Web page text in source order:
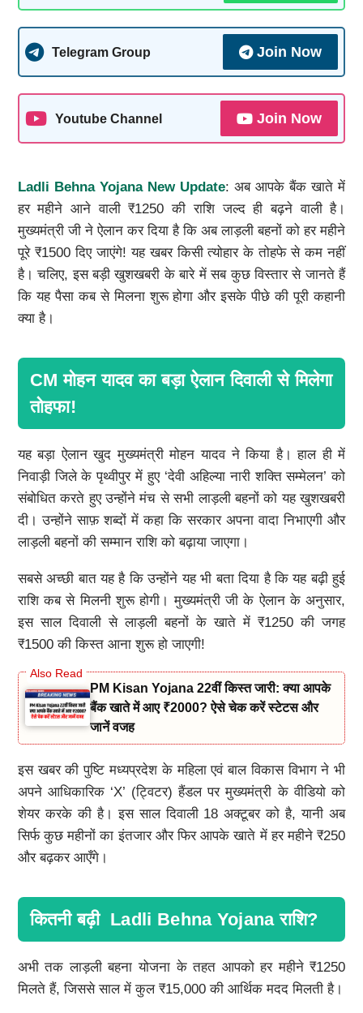
Telegram Group Join Now
Youtube Channel Join Now
Ladli Behna Yojana New Update: अब आपके बैंक खाते में
हर महीने आने वाली ₹1250 की राशि जल्द ही बढ़ने वाली है।
मुख्यमंत्री जी ने ऐलान कर दिया है कि अब लाड़ली बहनों को हर महीने
पूरे ₹1500 दिए जाएंगे! यह खबर किसी त्योहार के तोहफे से कम नहीं
है। चलिए, इस बड़ी खुशखबरी के बारे में सब कुछ विस्तार से जानते हैं
कि यह पैसा कब से मिलना शुरू होगा और इसके पीछे की पूरी कहानी
क्या है।
CM मोहन यादव का बड़ा ऐलान दिवाली से मिलेगा
तोहफा!
यह बड़ा ऐलान खुद मुख्यमंत्री मोहन यादव ने किया है। हाल ही में
निवाड़ी जिले के पृथ्वीपुर में हुए ‘देवी अहिल्या नारी शक्ति सम्मेलन’ को
संबोधित करते हुए उन्होंने मंच से सभी लाड़ली बहनों को यह खुशखबरी
दी। उन्होंने साफ़ शब्दों में कहा कि सरकार अपना वादा निभाएगी और
लाड़ली बहनों की सम्मान राशि को बढ़ाया जाएगा।
सबसे अच्छी बात यह है कि उन्होंने यह भी बता दिया है कि यह बढ़ी हुई
राशि कब से मिलनी शुरू होगी। मुख्यमंत्री जी के ऐलान के अनुसार,
इस साल दिवाली से लाड़ली बहनों के खाते में ₹1250 की जगह
₹1500 की किस्त आना शुरू हो जाएगी!
PM Kisan Yojana 22वीं किस्त जारी: क्या आपके
बैंक खाते में आए ₹2000? ऐसे चेक करें स्टेटस और
जानें वजह
इस खबर की पुष्टि मध्यप्रदेश के महिला एवं बाल विकास विभाग ने भी
अपने आधिकारिक ‘X’ (ट्विटर) हैंडल पर मुख्यमंत्री के वीडियो को
शेयर करके की है। इस साल दिवाली 18 अक्टूबर को है, यानी अब
सिर्फ कुछ महीनों का इंतजार और फिर आपके खाते में हर महीने ₹250
और बढ़कर आएँगे।
कितनी बढ़ी Ladli Behna Yojana राशि?
अभी तक लाड़ली बहना योजना के तहत आपको हर महीने ₹1250
मिलते हैं, जिससे साल में कुल ₹15,000 की आर्थिक मदद मिलती है।